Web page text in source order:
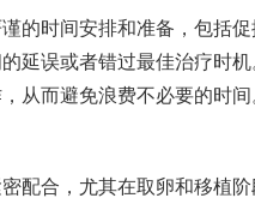
的时间安排和准备，包括
延误或者错过最佳治疗时
从而避免浪费不必要的时间
配合，尤其在取卵和移植